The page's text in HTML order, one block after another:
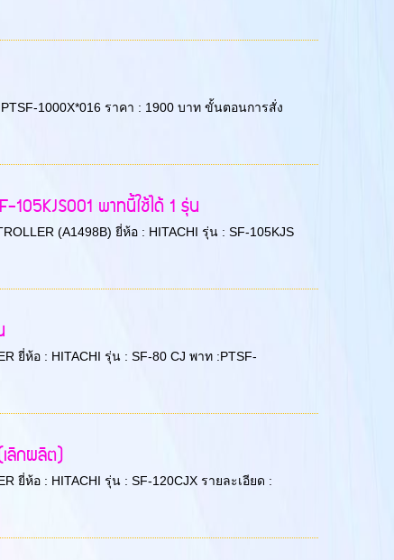
1000X*016 ราคา : 1900 บาท ขั้นตอนการสั่ง
พาทนี้ใช้ได้ 1 รุ่น
(A1498B) ยี่ห้อ : HITACHI รุ่น : SF-105KJS
ยี่ห้อ : HITACHI รุ่น : SF-80 CJ พาท :PTSF-
ลิกผลิต)
ยี่ห้อ : HITACHI รุ่น : SF-120CJX รายละเอียด :